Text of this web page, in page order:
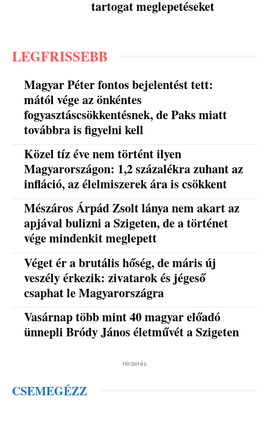
tartogat meglepetéseket
LEGFRISSEBB
Magyar Péter fontos bejelentést tett:
mától vége az önkéntes
fogyasztáscsökkentésnek, de Paks miatt
továbbra is figyelni kell
Közel tíz éve nem történt ilyen
Magyarországon: 1,2 százalékra zuhant az
infláció, az élelmiszerek ára is csökkent
Mészáros Árpád Zsolt lánya nem akart az
apjával bulizni a Szigeten, de a történet
vége mindenkit meglepett
Véget ér a brutális hőség, de máris új
veszély érkezik: zivatarok és jégeső
csaphat le Magyarországra
Vasárnap több mint 40 magyar előadó
ünnepli Bródy János életművét a Szigeten
Hirdetés
CSEMEGÉZZ